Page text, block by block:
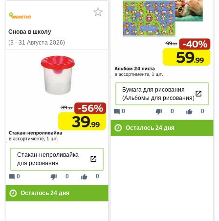
Бумага для рисования
(Альбомы для рисования)
thumb_down 0 thumb_up 0
mode_comment 0
Осталось 24дня
Снова в школу
(3 - 31 Августа 2026)
Стакан-непроливайка
для рисования
thumb_down 0 thumb_up 0
mode_comment 0
Осталось 24дня